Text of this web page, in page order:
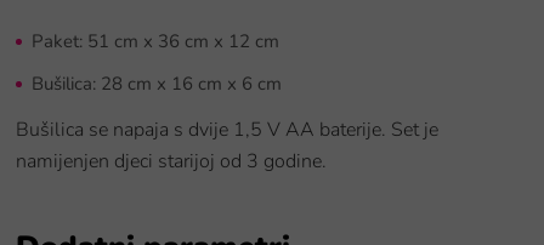
Paket: 51 cm x 36 cm x 12 cm
Bušilica: 28 cm x 16 cm x 6 cm
Bušilica se napaja s dvije 1,5 V AA baterije. Set je
namijenjen djeci starijoj od 3 godine.